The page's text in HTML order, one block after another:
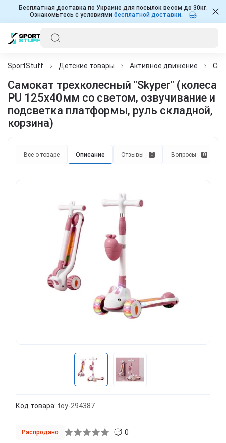
Бесплатная доставка по Украине для посылок весом до 30кг.
Ознакомьтесь с условиями бесплатной доставки.
SportStuff Детские товары Активное движение
Самокат трехколесный "Skyper" (колеса
PU 125х40мм со светом, озвучивание и
подсветка платформы, руль складной,
корзина)
Все о товаре Описание Отзывы 0 Вопросы 0
Код товара: toy-294387
Распродано 0